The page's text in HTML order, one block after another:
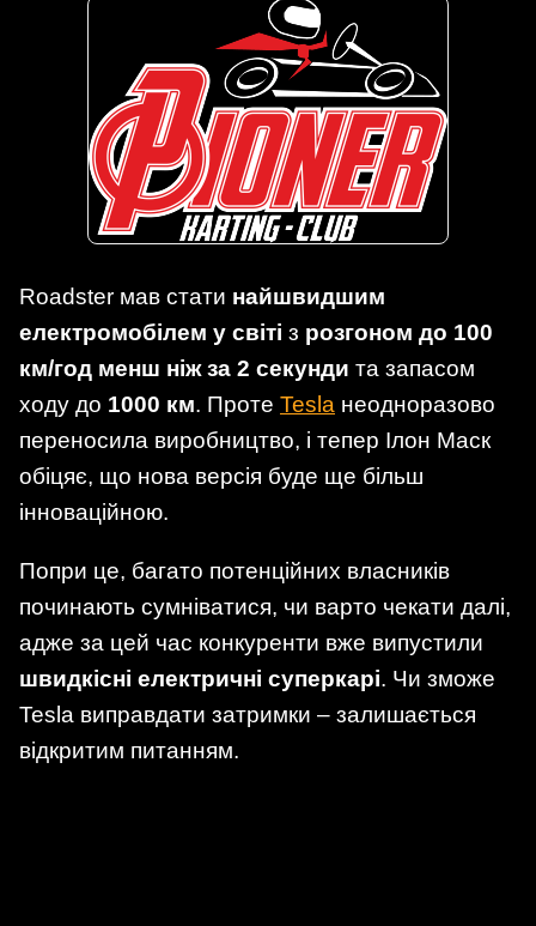
Roadster мав стати найшвидшим
електромобілем у світі з розгоном до 100
км/год менш ніж за 2 секунди та запасом
ходу до 1000 км. Проте Tesla неодноразово
переносила виробництво, і тепер Ілон Маск
обіцяє, що нова версія буде ще більш
інноваційною.
Попри це, багато потенційних власників
починають сумніватися, чи варто чекати далі,
адже за цей час конкуренти вже випустили
швидкісні електричні суперкарі. Чи зможе
Tesla виправдати затримки – залишається
відкритим питанням.